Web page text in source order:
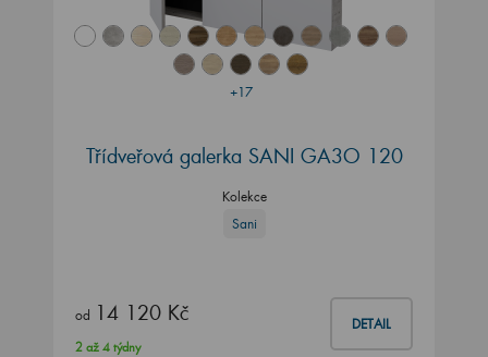
+17
Třídveřová galerka SANI GA3O 120
Kolekce
Sani
od 14 120 Kč DETAIL
2 až 4 týdny